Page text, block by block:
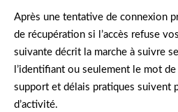
Après une tentative de connexion
de récupération si l’accès refuse
suivante décrit la marche à suivre
l’identifiant ou seulement le mot
support et délais pratiques suivent
d’activité.